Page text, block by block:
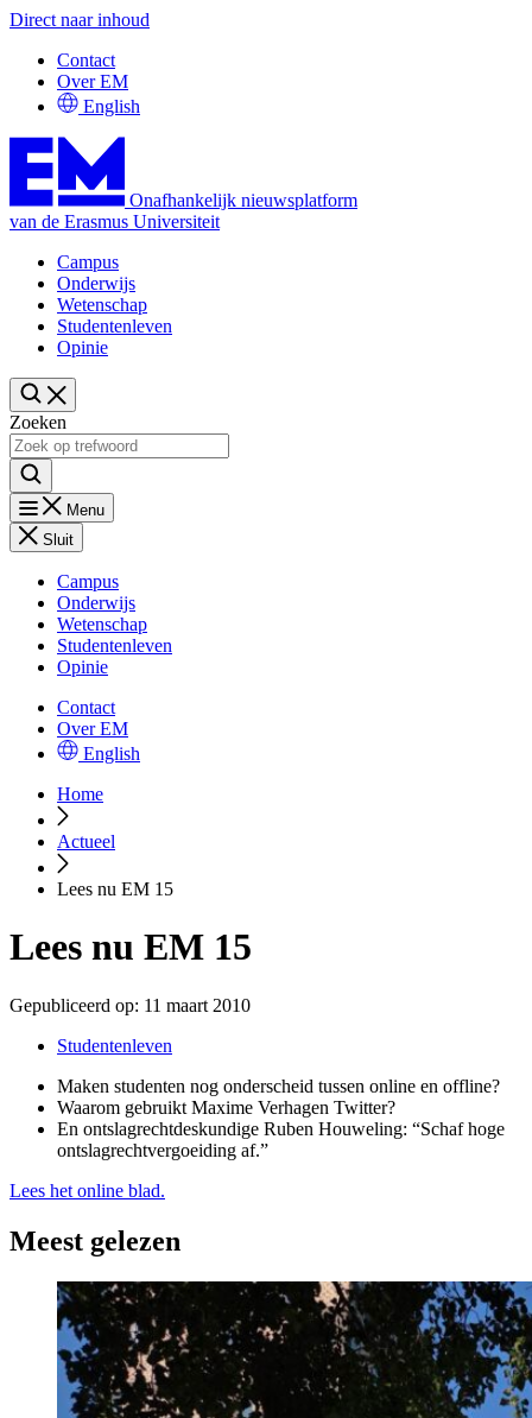
Direct naar inhoud
Contact
Over EM
English
Onafhankelijk nieuwsplatform
van de Erasmus Universiteit
Campus
Onderwijs
Wetenschap
Studentenleven
Opinie
Zoeken
Menu
Sluit
Campus
Onderwijs
Wetenschap
Studentenleven
Opinie
Contact
Over EM
English
Home
Actueel
Lees nu EM 15
Lees nu EM 15
Gepubliceerd op: 11 maart 2010
Studentenleven
Maken studenten nog onderscheid tussen online en offline?
Waarom gebruikt Maxime Verhagen Twitter?
En ontslagrechtdeskundige Ruben Houweling: “Schaf hoge
ontslagrechtvergoeiding af.”
Lees het online blad.
Meest gelezen